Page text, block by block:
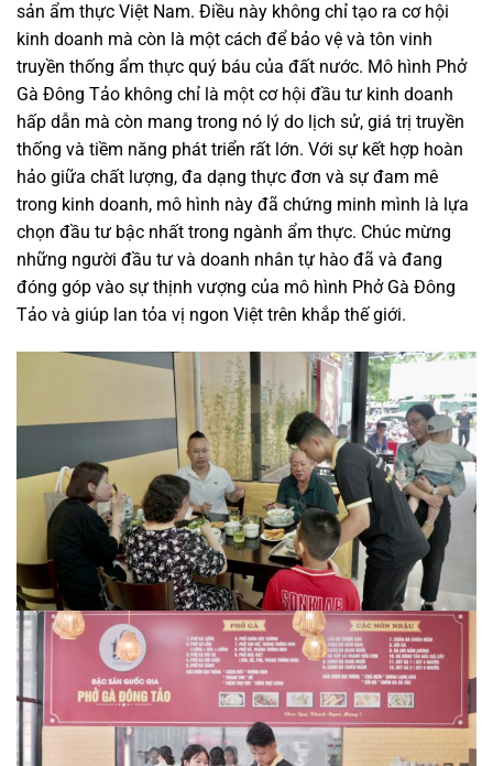
sản ẩm thực Việt Nam. Điều này không chỉ tạo ra cơ hội
kinh doanh mà còn là một cách để bảo vệ và tôn vinh
truyền thống ẩm thực quý báu của đất nước. Mô hình Phở
Gà Đông Tảo không chỉ là một cơ hội đầu tư kinh doanh
hấp dẫn mà còn mang trong nó lý do lịch sử, giá trị truyền
thống và tiềm năng phát triển rất lớn. Với sự kết hợp hoàn
hảo giữa chất lượng, đa dạng thực đơn và sự đam mê
trong kinh doanh, mô hình này đã chứng minh mình là lựa
chọn đầu tư bậc nhất trong ngành ẩm thực. Chúc mừng
những người đầu tư và doanh nhân tự hào đã và đang
đóng góp vào sự thịnh vượng của mô hình Phở Gà Đông
Tảo và giúp lan tỏa vị ngon Việt trên khắp thế giới.